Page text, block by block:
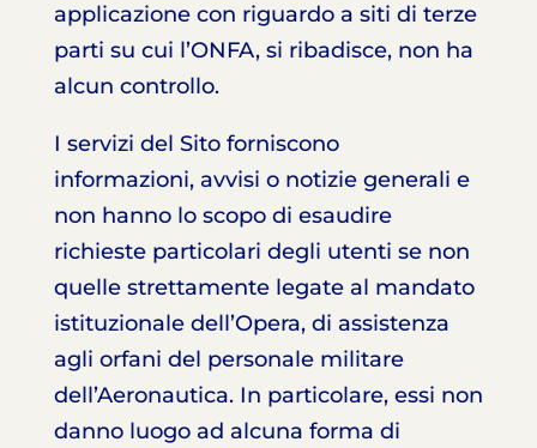
applicazione con riguardo a siti di terze
parti su cui l’ONFA, si ribadisce, non ha
alcun controllo.
I servizi del Sito forniscono
informazioni, avvisi o notizie generali e
non hanno lo scopo di esaudire
richieste particolari degli utenti se non
quelle strettamente legate al mandato
istituzionale dell’Opera, di assistenza
agli orfani del personale militare
dell’Aeronautica. In particolare, essi non
danno luogo ad alcuna forma di